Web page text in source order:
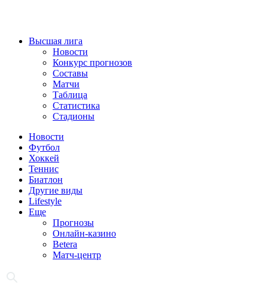
Высшая лига
Новости
Конкурс прогнозов
Составы
Матчи
Таблица
Статистика
Стадионы
Новости
Футбол
Хоккей
Теннис
Биатлон
Другие виды
Lifestyle
Еще
Прогнозы
Онлайн-казино
Betera
Матч-центр